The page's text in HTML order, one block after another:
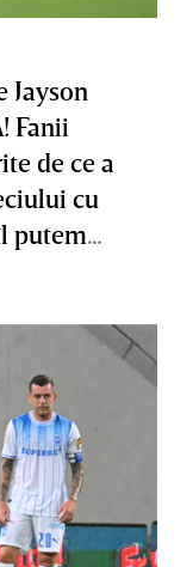
Jayson
Fanii
de ce a
cu
putem